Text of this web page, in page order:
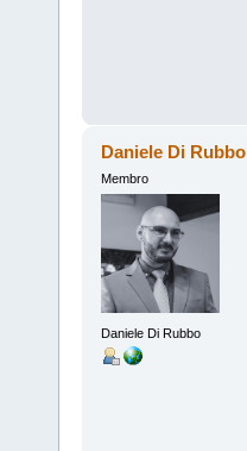
Daniele Di Rubbo
Membro
Daniele Di Rubbo